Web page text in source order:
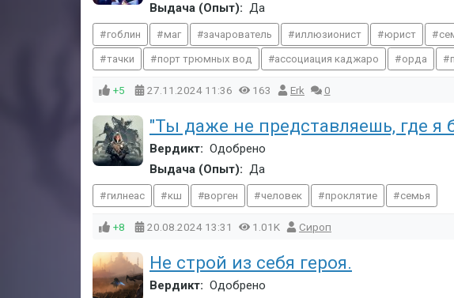
Выдача (Опыт): Да
гоблин маг зачарователь иллюзионист юрист
тачки порт трюмных вод ассоциация каджаро орда
+5 27.11.2024 11:36 163 Erk 0
"Ты даже не представляешь, где я
Вердикт: Одобрено
Выдача (Опыт): Да
гилнеас кш ворген человек проклятие семья
+8 20.08.2024 13:31 1.01K Сироп
Не строй из себя героя.
Вердикт: Одобрено